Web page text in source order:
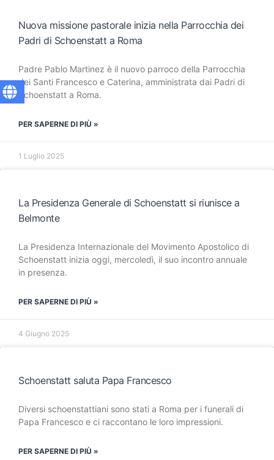
Nuova missione pastorale inizia nella Parrocchia dei
Padri di Schoenstatt a Roma
Padre Pablo Martinez è il nuovo parroco della Parrocchia
dei Santi Francesco e Caterina, amministrata dai Padri di
Schoenstatt a Roma.
PER SAPERNE DI PIÙ »
1 Luglio 2025
La Presidenza Generale di Schoenstatt si riunisce a
Belmonte
La Presidenza Internazionale del Movimento Apostolico di
Schoenstatt inizia oggi, mercoledì, il suo incontro annuale
in presenza.
PER SAPERNE DI PIÙ »
4 Giugno 2025
Schoenstatt saluta Papa Francesco
Diversi schoenstattiani sono stati a Roma per i funerali di
Papa Francesco e ci raccontano le loro impressioni.
PER SAPERNE DI PIÙ »